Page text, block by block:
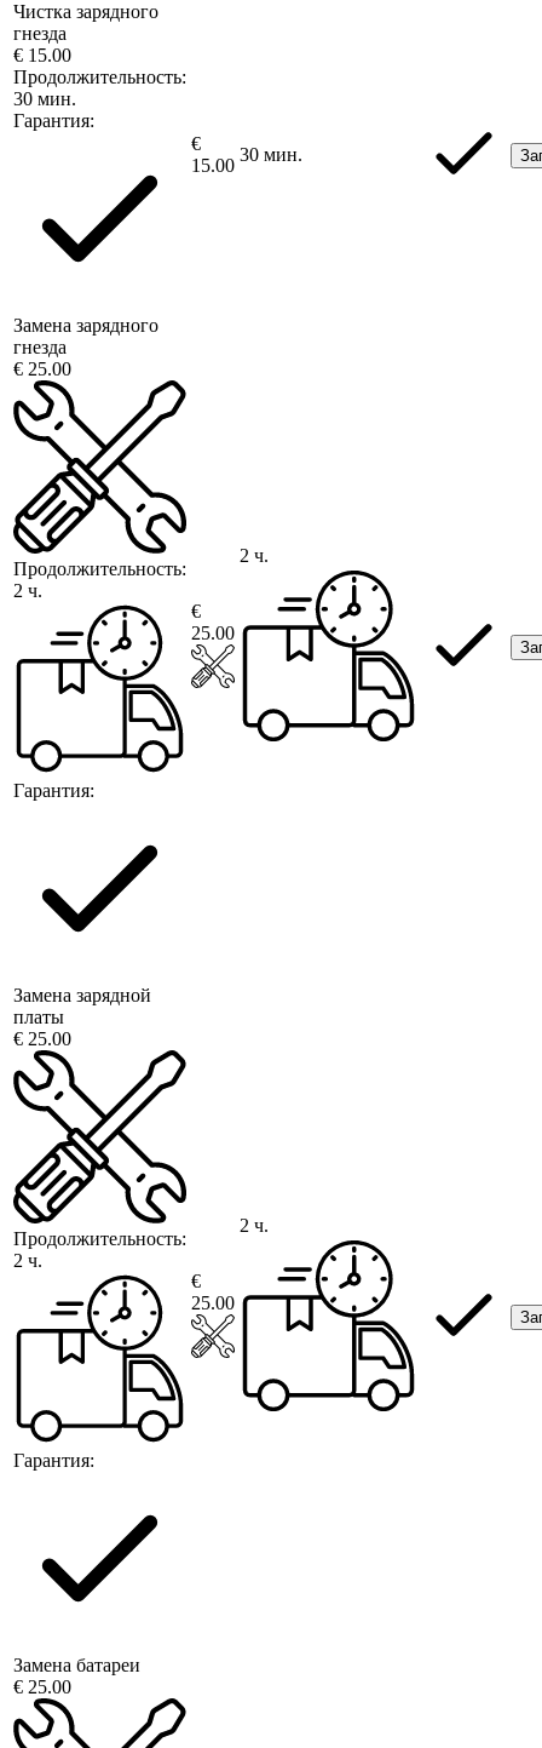
Чистка зарядного
гнезда
€ 15.00
Продолжительность:
30 мин.
Гарантия:
€
15.00
30 мин.
Замена зарядного
гнезда
€ 25.00
Продолжительность:
2 ч.
Гарантия:
€
25.00
2 ч.
Замена зарядной
платы
€ 25.00
Продолжительность:
2 ч.
Гарантия:
€
25.00
2 ч.
Замена батареи
€ 25.00